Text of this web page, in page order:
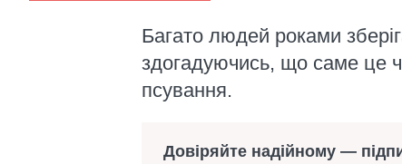
Багато людей роками
здогадуючись, що саме це
псування.
Довіряйте надійному —